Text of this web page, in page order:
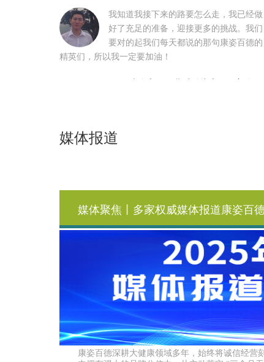
我知道我接下来的路要怎么走，我已经做
好了充足的准备，迎接更多的挑战。我们
要对的起我们每天都说的那句康姿百德的
精英们，所以我一定要加油！
媒体报道
媒体聚焦丨多家权威媒体报道康姿百
康姿百德深耕大健康领域多年，始终将诚信经营